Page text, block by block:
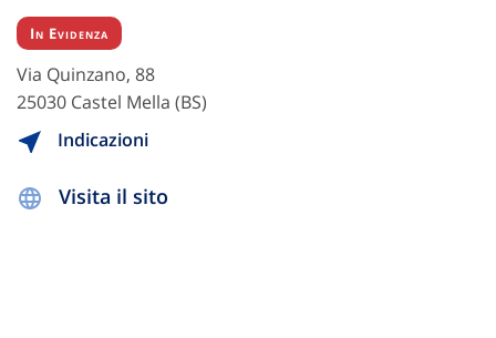
In Evidenza
Via Quinzano, 88
25030 Castel Mella (BS)
Indicazioni
Visita il sito